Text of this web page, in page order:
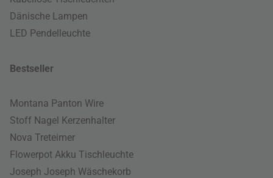
Dänische Lampen
LED Pendelleuchte
Bestseller
Montana Panton Wire
Stoff Nagel Kerzenhalter
Nova Treteimer
Flowerpot Akku Tischleuchte
Joseph Joseph Wäschekorb